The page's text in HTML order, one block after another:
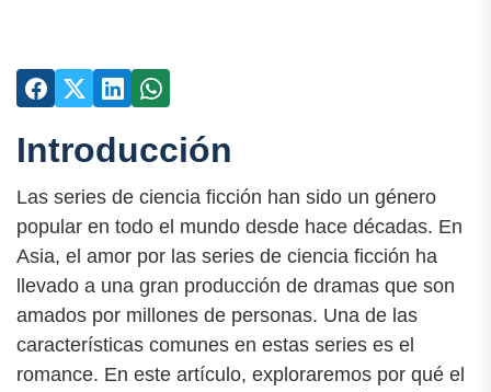
Introducción
Las series de ciencia ficción han sido un género
popular en todo el mundo desde hace décadas. En
Asia, el amor por las series de ciencia ficción ha
llevado a una gran producción de dramas que son
amados por millones de personas. Una de las
características comunes en estas series es el
romance. En este artículo, exploraremos por qué el